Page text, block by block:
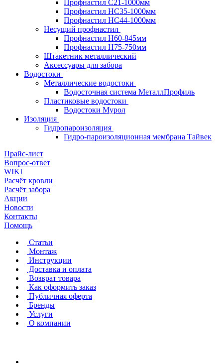
Профнастил С21-1000мм
Профнастил HC35-1000мм
Профнастил НС44-1000мм
Несущий профнастил
Профнастил Н60-845мм
Профнастил H75-750мм
Штакетник металлический
Аксессуары для забора
Водостоки
Металлические водостоки
Водосточная система МеталлПрофиль
Пластиковые водостоки
Водостоки Мурол
Изоляция
Гидропароизоляция
Гидро-пароизоляционная мембрана Тайвек
Прайс-лист
Вопрос-ответ
WIKI
Расчёт кровли
Расчёт забора
Акции
Новости
Контакты
Помощь
Статьи
Монтаж
Инструкции
Доставка и оплата
Возврат товара
Как оформить заказ
Публичная оферта
Бренды
Услуги
О компании